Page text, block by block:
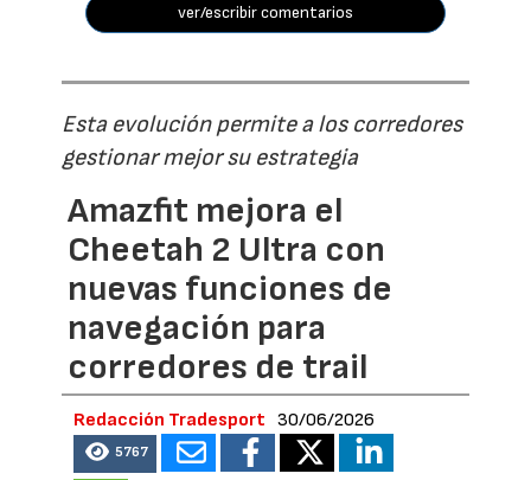
ver/escribir comentarios
Esta evolución permite a los corredores
gestionar mejor su estrategia
Amazfit mejora el
Cheetah 2 Ultra con
nuevas funciones de
navegación para
corredores de trail
Redacción Tradesport 30/06/2026
5767